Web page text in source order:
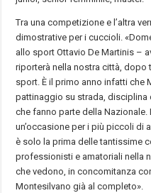
Tra una competizione e l’altra
dimostrative per i cuccioli.
allo sport Ottavio De Martinis –
riporterà nella nostra città,
sport. È il primo anno infatti che
pattinaggio su strada, disciplina
che fanno parte della Nazionale.
un’occasione per i più piccoli di
è solo la prima delle tantissime
professionisti e amatoriali nella
che vedono, in concomitanza
Montesilvano già al completo».